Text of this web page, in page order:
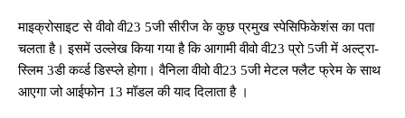
माइक्रोसाइट से वीवो वी23 5जी सीरीज के कुछ प्रमुख स्पेसिफिकेशंस का पता
चलता है। इसमें उल्लेख किया गया है कि आगामी वीवो वी23 प्रो 5जी में अल्ट्रा-
स्लिम 3डी कर्व्ड डिस्प्ले होगा। वैनिला वीवो वी23 5जी मेटल फ्लैट फ्रेम के साथ
आएगा जो आईफोन 13 मॉडल की याद दिलाता है ।